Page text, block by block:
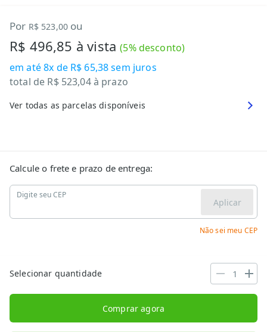
Por R$ 523,00 ou
R$ 496,85 à vista(5% desconto)
em até8x de R$ 65,38sem juros
total de R$ 523,04à prazo
Ver todas as parcelas disponíveis
Calcule o frete e prazo de entrega:
Digite seu CEP
Aplicar
Não sei meu CEP
Selecionar quantidade
Comprar agora